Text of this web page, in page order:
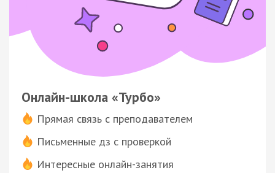
Онлайн-школа «Турбо»
Прямая связь с преподавателем
Письменные дз с проверкой
Интересные онлайн-занятия